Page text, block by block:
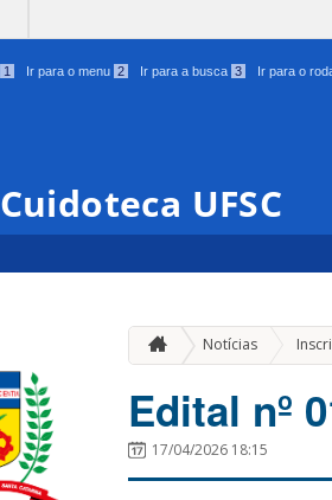
1 Ir para o menu 2 Ir para a busca 3 Ir para o
Cuidoteca UFSC
Notícias
Edital nº
17/04/2026 18:15